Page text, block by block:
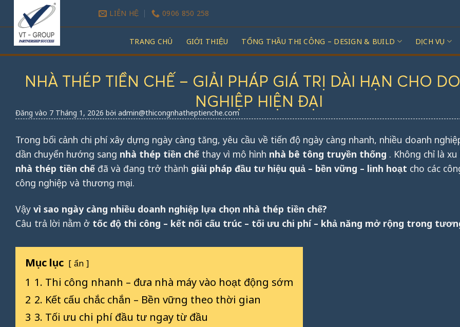
dung
LIÊN HỆ 0906 850 258
TRANG CHỦ GIỚI THIỆU TỔNG THẦU THI CÔNG – DESIGN & BUILD DỊCH VỤ
NHÀ THÉP TIỀN CHẾ – GIẢI PHÁP GIÁ TRỊ DÀI HẠN CHO
NGHIỆP HIỆN ĐẠI
Đăng vào 7 Tháng 1, 2026 bởi admin@thicongnhatheptienche.com
Trong bối cảnh chi phí xây dựng ngày càng tăng, yêu cầu về tiến độ ngày càng nhanh, nhiều doanh
dần chuyển hướng sang nhà thép tiền chế thay vì mô hình nhà bê tông truyền thống . Không chỉ là
nhà thép tiền chế đã và đang trở thành giải pháp đầu tư hiệu quả – bền vững – linh hoạt cho các
công nghiệp và thương mại.
Vậy vì sao ngày càng nhiều doanh nghiệp lựa chọn nhà thép tiền chế?
Câu trả lời nằm ở tốc độ thi công – kết nối cấu trúc – tối ưu chi phí – khả năng mở rộng trong
Mục lục ẩn
1 1. Thi công nhanh – đưa nhà máy vào hoạt động sớm
2 2. Kết cấu chắc chắn – Bền vững theo thời gian
3 3. Tối ưu chi phí đầu tư ngay từ đầu